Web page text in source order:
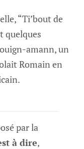
“Ti’bout de
quelques
amann, un
Romain en
par la
à dire,